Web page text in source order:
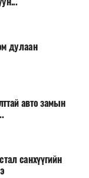
бууруулах,
зугаалга,
зохион
орон тоо бий
төрийн албан
арга
нөхцөл
эдгээр
юм.
дулаан
авто замын
санхүүгийн